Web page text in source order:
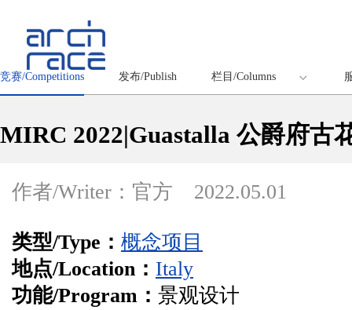
竞赛/Competitions 发布/Publish 栏目/Columns
MIRC 2022|Guastalla 公爵府古
作者/Writer：官方 2022.05.01
类型/Type： 概念项目
地点/Location： Italy
功能/Program： 景观设计